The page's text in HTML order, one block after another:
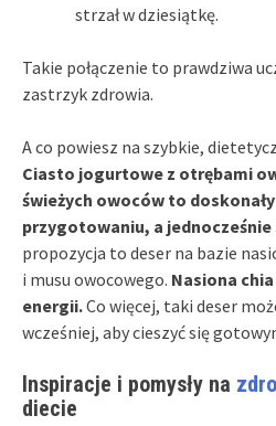
strzał w dziesiątkę.
Takie połączenie to prawdziwa
zastrzyk zdrowia.
A co powiesz na szybkie,
Ciasto jogurtowe z otrębami
świeżych owoców to
przygotowaniu, a jednocześnie
propozycja to deser na bazie
i musu owocowego. Nasiona
energii.Co więcej, taki deser
wcześniej, aby cieszyć się
Inspiracje i pomysły na
diecie